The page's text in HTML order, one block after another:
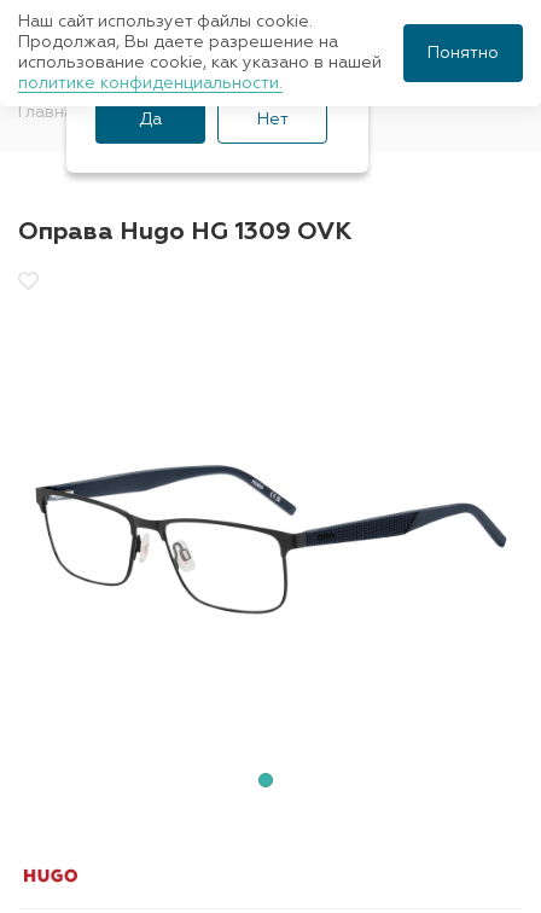
Главная Оправы для очков HUGO
Оправа Hugo HG 1309 OVK
Ваш город Санкт-
Петербург?
Да Нет
Наш сайт использует файлы cookie.
Продолжая, Вы даете разрешение на
использование cookie, как указано в нашей
политике конфиденциальности.
Понятно